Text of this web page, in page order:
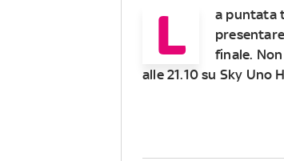
L
a puntata
finale.
alle 21.10 su Sky Uno